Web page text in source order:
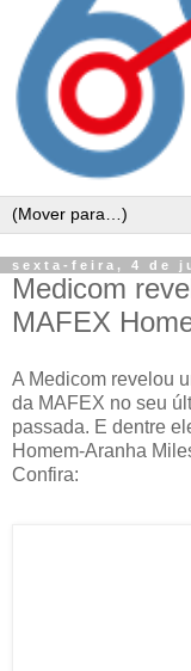
sexta-feira, 4 de
Medicom
MAFEX
A Medicom revelou
da MAFEX no seu
passada. E dentre
Homem-Aranha
Confira: